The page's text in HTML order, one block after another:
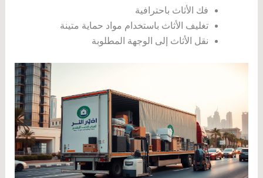
فك الأثاث باحترافية
تغليف الأثاث باستخدام مواد حماية متينة
نقل الأثاث إلى الوجهة المطلوبة